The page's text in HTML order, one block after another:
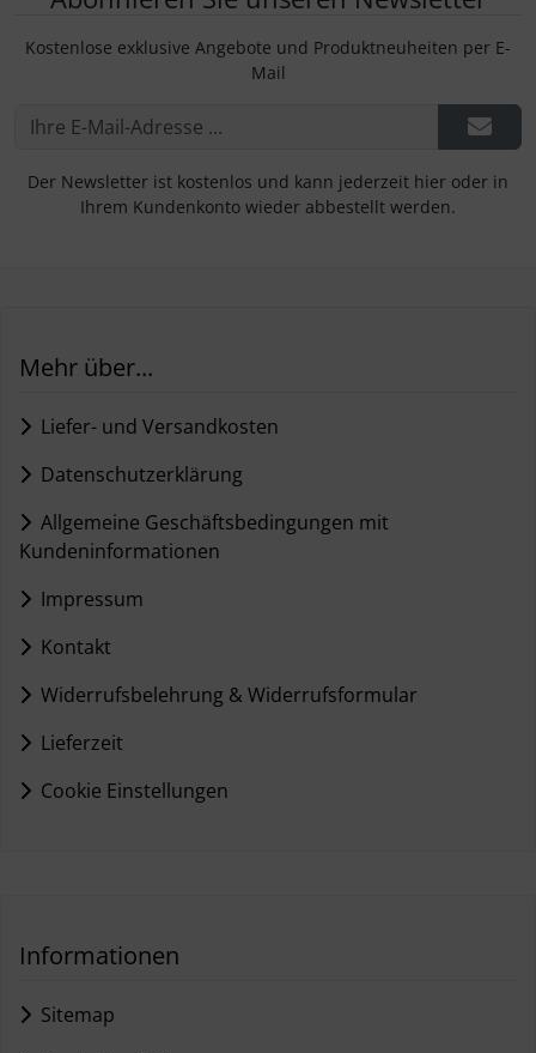
Kostenlose exklusive Angebote und Produktneuheiten per E-
Mail
Der Newsletter ist kostenlos und kann jederzeit hier oder in
Ihrem Kundenkonto wieder abbestellt werden.
Mehr über...
Liefer- und Versandkosten
Datenschutzerklärung
Allgemeine Geschäftsbedingungen mit
Kundeninformationen
Impressum
Kontakt
Widerrufsbelehrung & Widerrufsformular
Lieferzeit
Cookie Einstellungen
Informationen
Sitemap